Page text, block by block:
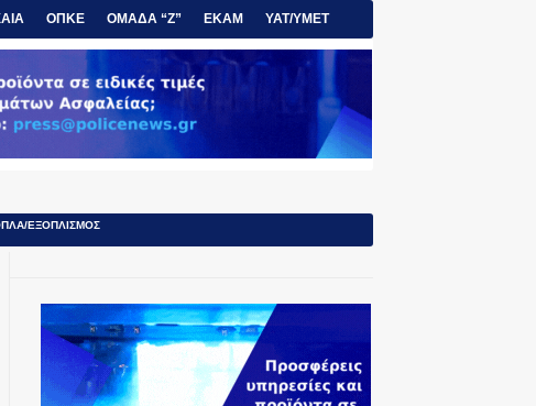
ΟΠΚΕ ΟΜΑΔΑ “Ζ” ΕΚΑΜ ΥΑΤ/ΥΜΕΤ
ΕΞΟΠΛΙΣΜΟΣ